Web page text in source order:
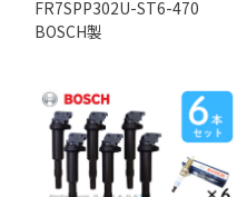
FR7SPP302U-ST6-470
BOSCH製